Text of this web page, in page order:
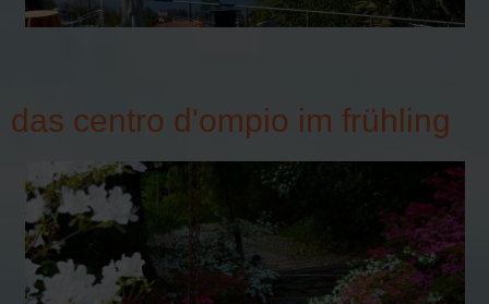
das centro d'ompio im frühling